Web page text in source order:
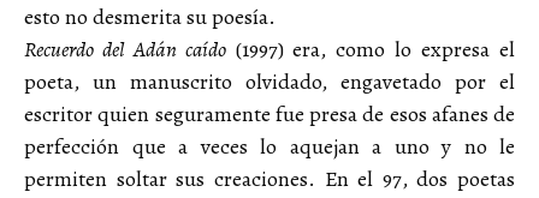
esto no desmerita su poesía.
Recuerdo del Adán caído(1997) era, como lo expresa el
poeta, un manuscrito olvidado, engavetado por el
escritor quien seguramente fue presa de esos afanes de
perfección que a veces lo aquejan a uno y no le
permiten soltar sus creaciones. En el 97, dos poetas